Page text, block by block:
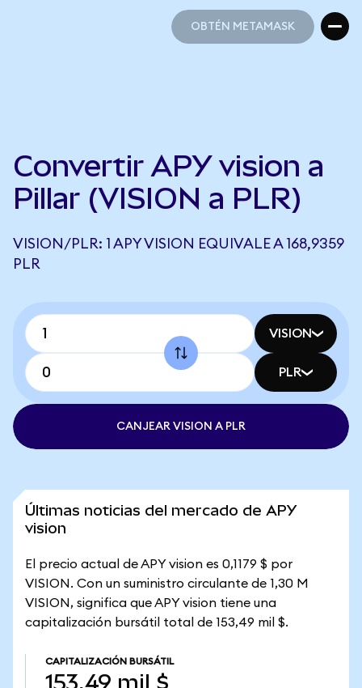
OBTÉN METAMASK
Convertir APY vision a
Pillar (VISION a PLR)
VISION/PLR: 1 APY VISION EQUIVALE A 168,9359
PLR
VISION
PLR
CANJEAR VISION A PLR
Últimas noticias del mercado de APY
vision
El precio actual de APY vision es 0,1179 $ por
VISION. Con un suministro circulante de 1,30 M
VISION, significa que APY vision tiene una
capitalización bursátil total de 153,49 mil $.
CAPITALIZACIÓN BURSÁTIL
153,49 mil $